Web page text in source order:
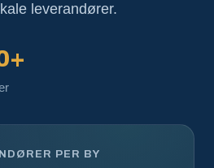
leverandører.
PER BY